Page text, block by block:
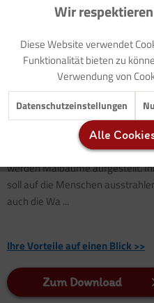
Maifeiern im Kindergarten:
Spiellied: Wir feiern heut'(mit
Spiel: Maien suchen
5 Rezepte für ein Maifest
Gedicht: Muttertag
... und viele weitere Angebote!
Die Nacht zum 1. Mai ist eine
werden Maibäume aufgestellt.
soll auf die Menschen
auch die Wa ...
Ihre Vorteile auf einen Blick >>
Zum Download
Funktionale
Marketing
Tracking
Wir
Diese Website verwendet
Funktionalität bieten zu
Verwendung von
Datenschutzeinstellungen
Alle